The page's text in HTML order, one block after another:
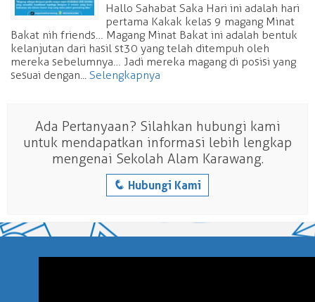
Hallo Sahabat Saka Hari ini adalah hari
pertama Kakak kelas 9 magang Minat
Bakat nih friends… Magang Minat Bakat ini adalah bentuk
kelanjutan dari hasil st30 yang telah ditempuh oleh
mereka sebelumnya… Jadi mereka magang di posisi yang
sesuai dengan... Selengkapnya
Ada Pertanyaan? Silahkan hubungi kami
untuk mendapatkan informasi lebih lengkap
mengenai Sekolah Alam Karawang.
q Hubungi Kami